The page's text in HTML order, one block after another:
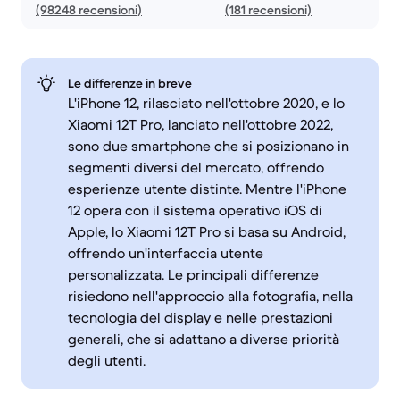
(98248 recensioni)
(181 recensioni)
Le differenze in breve
L'iPhone 12, rilasciato nell'ottobre 2020, e lo
Xiaomi 12T Pro, lanciato nell'ottobre 2022,
sono due smartphone che si posizionano in
segmenti diversi del mercato, offrendo
esperienze utente distinte. Mentre l'iPhone
12 opera con il sistema operativo iOS di
Apple, lo Xiaomi 12T Pro si basa su Android,
offrendo un'interfaccia utente
personalizzata. Le principali differenze
risiedono nell'approccio alla fotografia, nella
tecnologia del display e nelle prestazioni
generali, che si adattano a diverse priorità
degli utenti.